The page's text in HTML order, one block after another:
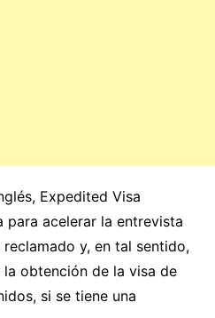
Expedited Visa
para acelerar la entrevista
y, en tal sentido,
obtención de la visa de
si se tiene una